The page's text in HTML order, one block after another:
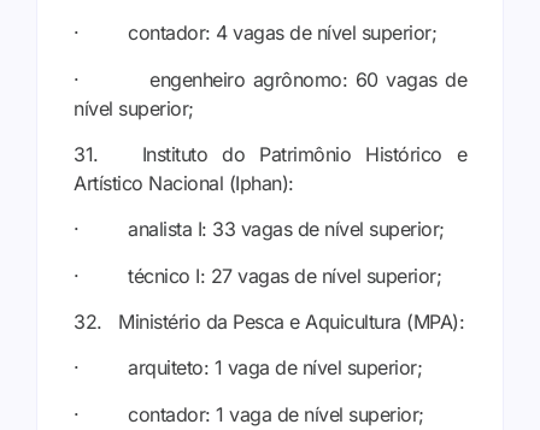
· contador: 4 vagas de nível superior;
· engenheiro agrônomo: 60 vagas de
nível superior;
31. Instituto do Patrimônio Histórico e
Artístico Nacional (Iphan):
· analista I: 33 vagas de nível superior;
· técnico I: 27 vagas de nível superior;
32. Ministério da Pesca e Aquicultura (MPA):
· arquiteto: 1 vaga de nível superior;
· contador: 1 vaga de nível superior;